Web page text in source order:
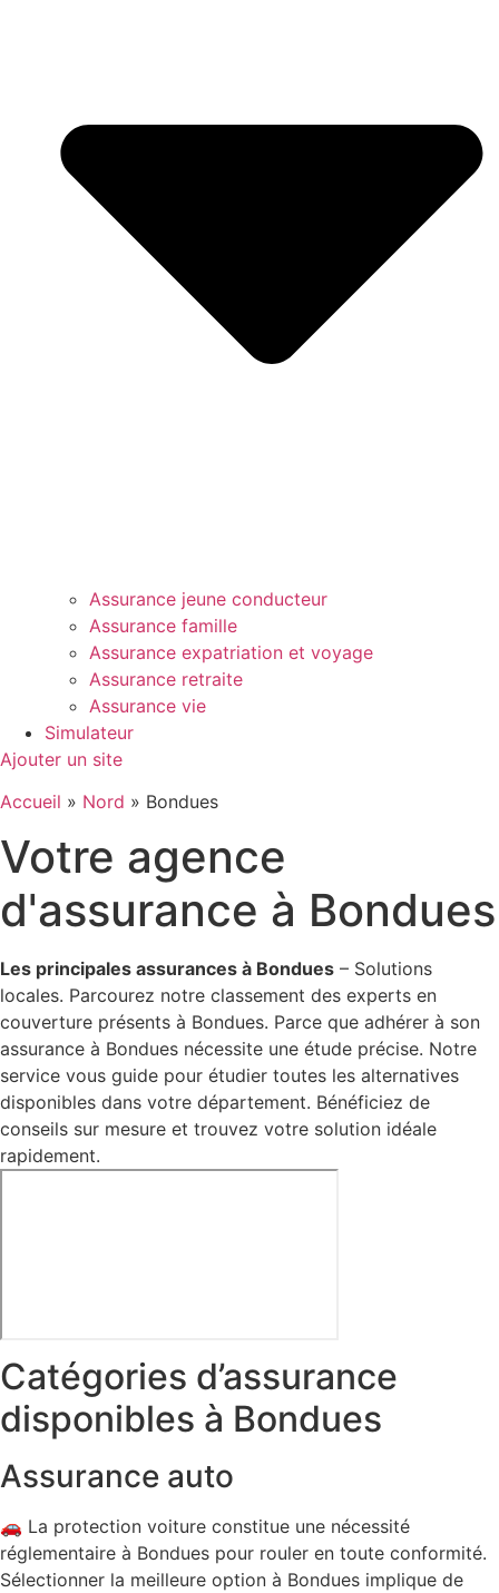
Assurance jeune conducteur
Assurance famille
Assurance expatriation et voyage
Assurance retraite
Assurance vie
Simulateur
Ajouter un site
Accueil » Nord » Bondues
Votre agence
d'assurance à Bondues
Les principales assurances à Bondues – Solutions
locales. Parcourez notre classement des experts en
couverture présents à Bondues. Parce que adhérer à son
assurance à Bondues nécessite une étude précise. Notre
service vous guide pour étudier toutes les alternatives
disponibles dans votre département. Bénéficiez de
conseils sur mesure et trouvez votre solution idéale
rapidement.
Catégories d’assurance
disponibles à Bondues
Assurance auto
🚗 La protection voiture constitue une nécessité
réglementaire à Bondues pour rouler en toute conformité.
Sélectionner la meilleure option à Bondues implique de